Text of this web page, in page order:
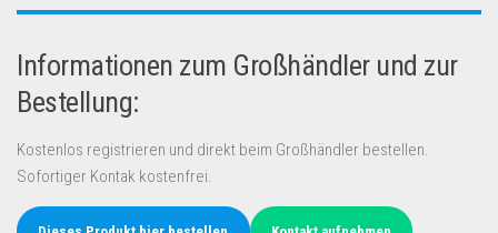
Informationen zum Großhändler und zur
Bestellung:
Kostenlos registrieren und direkt beim Großhändler bestellen.
Sofortiger Kontak kostenfrei.